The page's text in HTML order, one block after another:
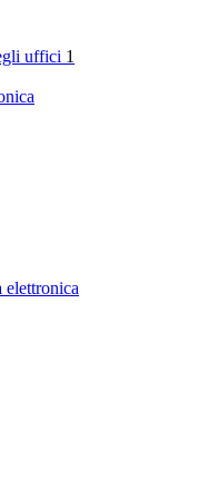
uffici 1
elettronica